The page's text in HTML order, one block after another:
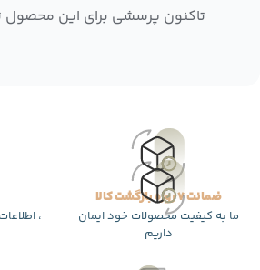
تاکنون پرسشی برای این
ضمانت 7 روزه بازگشت کالا
ما به کیفیت محصولات خود ایمان
داریم
،